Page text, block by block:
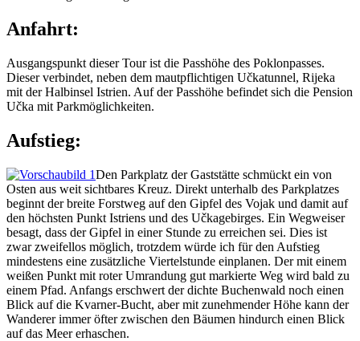
Anfahrt:
Ausgangspunkt dieser Tour ist die Passhöhe des Poklonpasses.
Dieser verbindet, neben dem mautpflichtigen Učkatunnel, Rijeka
mit der Halbinsel Istrien. Auf der Passhöhe befindet sich die Pension
Učka mit Parkmöglichkeiten.
Aufstieg:
Den Parkplatz der Gaststätte schmückt ein von
Osten aus weit sichtbares Kreuz. Direkt unterhalb des Parkplatzes
beginnt der breite Forstweg auf den Gipfel des Vojak und damit auf
den höchsten Punkt Istriens und des Učkagebirges. Ein Wegweiser
besagt, dass der Gipfel in einer Stunde zu erreichen sei. Dies ist
zwar zweifellos möglich, trotzdem würde ich für den Aufstieg
mindestens eine zusätzliche Viertelstunde einplanen. Der mit einem
weißen Punkt mit roter Umrandung gut markierte Weg wird bald zu
einem Pfad. Anfangs erschwert der dichte Buchenwald noch einen
Blick auf die Kvarner-Bucht, aber mit zunehmender Höhe kann der
Wanderer immer öfter zwischen den Bäumen hindurch einen Blick
auf das Meer erhaschen.